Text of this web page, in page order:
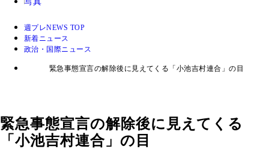
週プレNEWS TOP
新着ニュース
政治・国際ニュース
緊急事態宣言の解除後に見えてくる「小池吉村連合」の目
緊急事態宣言の解除後に見えてくる
「小池吉村連合」の目